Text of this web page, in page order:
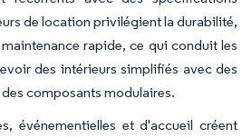
de location privilégient la durabilité,
rapide, ce qui conduit les
des intérieurs simplifiés avec des
composants modulaires.
événementielles et d'accueil créent